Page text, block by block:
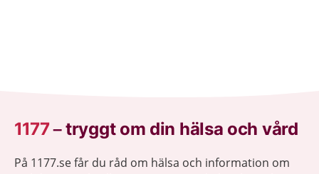
1177–tryggt om din hälsa och vård
På 1177.se får du råd om hälsa och information om